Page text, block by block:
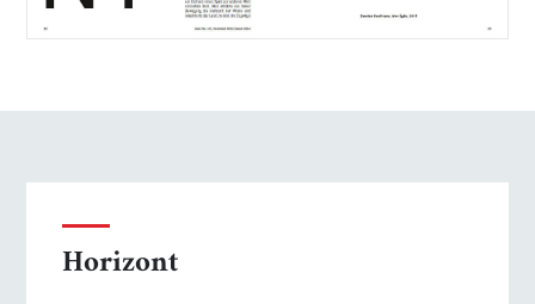
Horizont